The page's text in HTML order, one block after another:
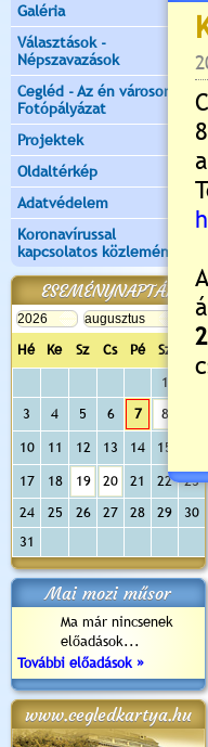
Galéria
Választások -
Népszavazások
Cegléd - Az én városom -
Fotópályázat
Projektek
Oldaltérkép
Adatvédelem
Koronavírussal
kapcsolatos közlemények
ESEMÉNYNAPTÁR
Hé Ke Sz Cs Pé Sz
Va
1
3
4 5 6 7 8
10 11 12 13 14 15
17 18 19 20 21 22
23
24
25 26 27 28 29
30
31
Mai mozi műsor
Ma már nincsenek
előadások...
További előadások »
www.cegledkartya.hu